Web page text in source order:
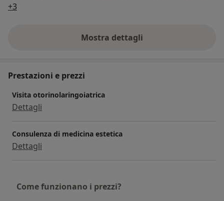
+3
Mostra dettagli
sull'esperienza
Prestazioni e prezzi
Visita otorinolaringoiatrica
Dettagli
Consulenza di medicina estetica
Dettagli
Come funzionano i prezzi?